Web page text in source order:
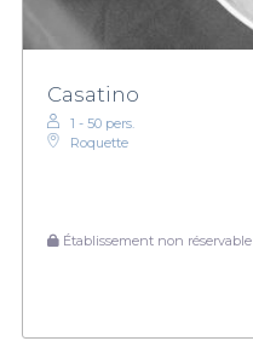
Casatino
1 - 50 pers.
Roquette
Établissement non réservable